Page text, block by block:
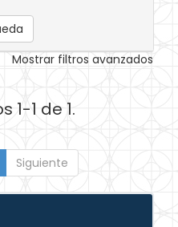
Mostrar filtros avanzados
1-1 de 1.
Siguiente